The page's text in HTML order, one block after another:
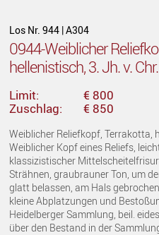
Los Nr. 944 | A304
0944-Weiblicher
hellenistisch, 3. Jh. v. Chr.
Limit:
€ 800
Zuschlag:
€ 850
Weiblicher Reliefkopf, Terrakotta,
Weiblicher Kopf eines Reliefs,
klassizistischer
Strähnen, graubrauner Ton, um
glatt belassen, am Hals
kleine Abplatzungen und
Heidelberger Sammlung, beil.
über den Bestand in der